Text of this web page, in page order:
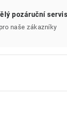
pozáruční servis
pro naše zákazníky